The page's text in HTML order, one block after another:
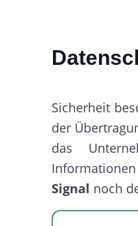
Sicherheit
der
das
Signal noch